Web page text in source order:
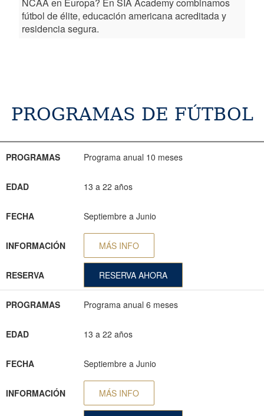
NCAA en Europa? En SIA Academy combinamos
fútbol de élite, educación americana acreditada y
residencia segura.
PROGRAMAS DE FÚTBOL
PROGRAMAS
EDAD
FECHA
INFORMACIÓN
RESERVA
PROGRAMAS
Programa anual 10 meses
EDAD 13 a 22 años
FECHA Septiembre a Junio
INFORMACIÓN MÁS INFO
RESERVA RESERVA AHORA
PROGRAMAS Programa anual 6 meses
EDAD 13 a 22 años
FECHA Septiembre a Junio
INFORMACIÓN MÁS INFO